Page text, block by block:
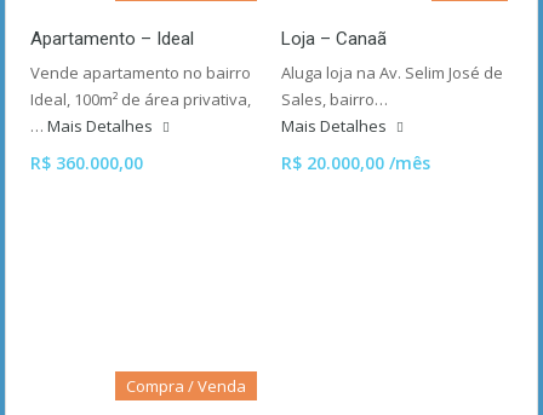
Apartamento – Ideal
Vende apartamento no bairro
Ideal, 100m² de área privativa,
… Mais Detalhes
R$ 360.000,00
Loja – Canaã
Aluga loja na Av. Selim José de
Sales, bairro…
Mais Detalhes
R$ 20.000,00 /mês
Compra / Venda